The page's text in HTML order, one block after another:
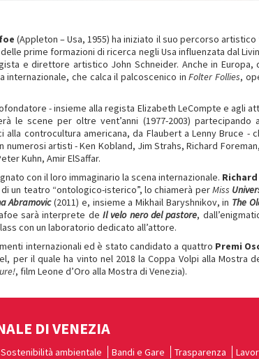
(Appleton – Usa, 1955) ha iniziato il suo percorso
prime formazioni di ricerca negli Usa influenzata dal
e direttore artistico John Schneider. Anche in Europa,
internazionale, che calca il palcoscenico inFolter Follies,
- insieme alla regista Elizabeth LeCompte e agli
le scene per oltre vent’anni (1977-2003)
controcultura americana, da Flaubert a Lenny Bruce -
artisti - Ken Kobland, Jim Strahs, Richard
Kuhn, Amir ElSaffar.
con il loro immaginario la scena internazionale.
un teatro “ontologico-isterico”, lo chiamerà perMiss
Abramovic(2011) e, insieme a Mikhail Baryshnikov, in The
sarà interprete de Il velo nero del pastore,
con un laboratorio dedicato all’attore.
internazionali ed è stato candidato a quattro Premi
per il quale ha vinto nel 2018 la Coppa Volpi alla Mostra
, film Leone d’Oro alla Mostra di Venezia).
DI VENEZIA
Sostenibilità ambientale Bandi e Gare Trasparenza